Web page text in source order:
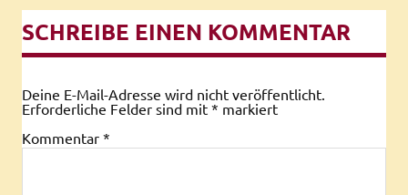
SCHREIBE EINEN KOMMENTAR
Deine E-Mail-Adresse wird nicht veröffentlicht.
Erforderliche Felder sind mit * markiert
Kommentar *